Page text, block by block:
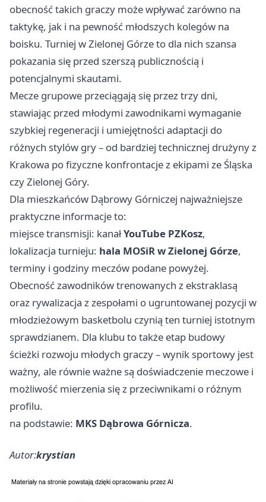
obecność takich graczy może wpływać zarówno na
taktykę, jak i na pewność młodszych kolegów na
boisku. Turniej wZielonej Górzeto dla nich szansa
pokazania się przed szerszą publicznością i
potencjalnymi skautami.
Mecze grupowe przeciągają się przez trzy dni,
stawiając przed młodymi zawodnikami wymaganie
szybkiej regeneracji i umiejętności adaptacji do
różnych stylów gry – od bardziej technicznej drużyny z
Krakowa po fizyczne konfrontacje z ekipami ze Śląska
czy Zielonej Góry.
Dla mieszkańców Dąbrowy Górniczej najważniejsze
praktyczne informacje to:
miejsce transmisji: kanałYouTube PZKosz,
lokalizacja turnieju: hala MOSiR w Zielonej Górze,
terminy i godziny meczów podane powyżej.
Obecność zawodników trenowanych z ekstraklasą
oraz rywalizacja z zespołami o ugruntowanej pozycji w
młodzieżowym basketbolu czynią ten turniej istotnym
sprawdzianem. Dla klubu to także etap budowy
ścieżki rozwoju młodych graczy – wynik sportowy jest
ważny, ale równie ważne są doświadczenie meczowe i
możliwość mierzenia się z przeciwnikami o różnym
profilu.
na podstawie: MKS Dąbrowa Górnicza.
Autor:krystian